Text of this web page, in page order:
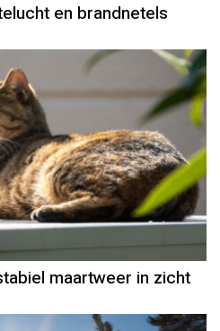
en brandnetels
maartweer in zicht